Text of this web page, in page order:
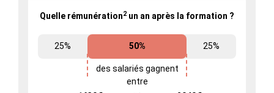
Quelle rémunération2un an après la formation ?
25% 50%
des salariés gagnent
entre
25%